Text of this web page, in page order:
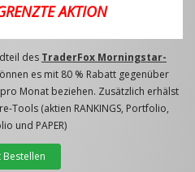
AKTION
des TraderFox Morningstar-
es mit 80 % Rabatt gegenüber
Monat beziehen. Zusätzlich erhälst
Tools (aktien RANKINGS, Portfolio,
und PAPER)
Bestellen